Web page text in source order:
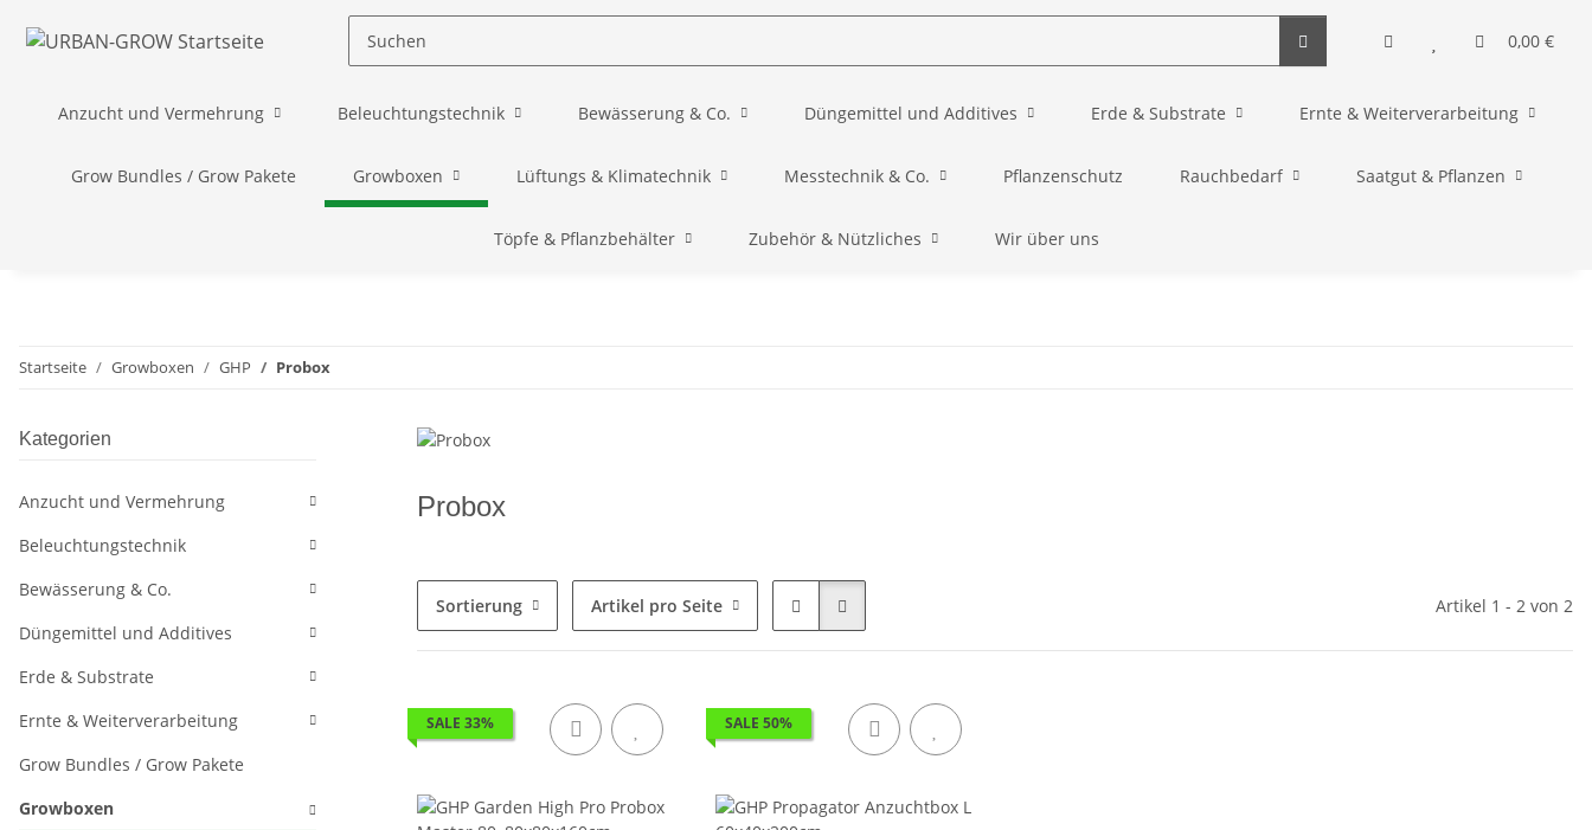
0,00 €
Anzucht und Vermehrung Beleuchtungstechnik Bewässerung & Co. Düngemittel und Additives Erde & Substrate Ernte & Weiterverarbeitung
Grow Bundles / Grow Pakete Growboxen Lüftungs & Klimatechnik Messtechnik & Co. Pflanzenschutz Rauchbedarf Saatgut & Pflanzen
Töpfe & Pflanzbehälter Zubehör & Nützliches Wir über uns
Startseite Growboxen GHP Probox
Probox
Sortierung Artikel pro Seite Artikel 1 - 2 von 2
SALE 33% SALE 50%
Kategorien
Anzucht und Vermehrung
Beleuchtungstechnik
Bewässerung & Co.
Düngemittel und Additives
Erde & Substrate
Ernte & Weiterverarbeitung
Grow Bundles / Grow Pakete
Growboxen